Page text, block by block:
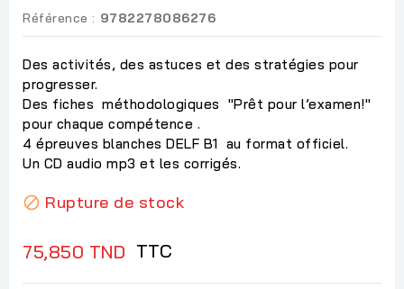
Référence : 9782278086276
Des activités, des astuces et des stratégies pour
progresser.
Des fiches méthodologiques "Prêt pour l’examen!"
pour chaque compétence .
4 épreuves blanches DELF B1 au format officiel.
Un CD audio mp3 et les corrigés.
 Rupture de stock
75,850 TND TTC